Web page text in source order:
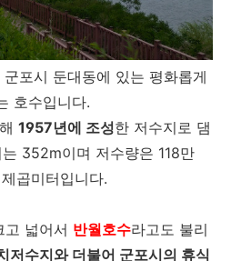
군포시 둔대동에 있는 평화롭게
호수입니다.
1957년에 조성한 저수지로 댐
352m이며 저수량은 118만
곱미터입니다.
고 넓어서 반월호수라고도 불리
저수지와 더불어 군포시의 휴식